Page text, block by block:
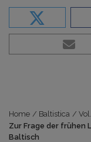
Home / Baltistica /
Zur Frage der frühen
Baltisch